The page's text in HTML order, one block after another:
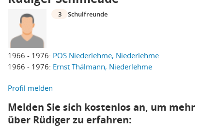
1966 - 1976: POS Niederlehme, Niederlehme
1966 - 1976: Ernst Thälmann, Niederlehme
3 Schulfreunde
Profil melden
Melden Sie sich kostenlos an, um mehr
über Rüdiger zu erfahren: